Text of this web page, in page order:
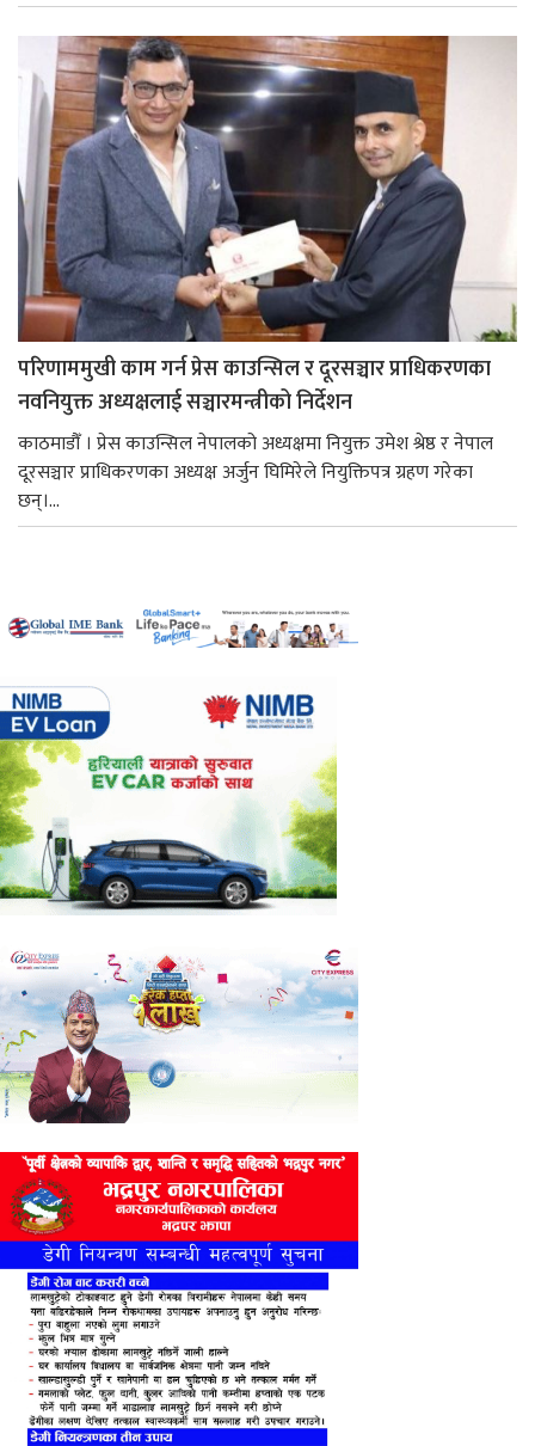
परिणाममुखी काम गर्न प्रेस काउन्सिल र दूरसञ्चार प्राधिकरणका
नवनियुक्त अध्यक्षलाई सञ्चारमन्त्रीको निर्देशन
काठमाडौँ । प्रेस काउन्सिल नेपालको अध्यक्षमा नियुक्त उमेश श्रेष्ठ र नेपाल
दूरसञ्चार प्राधिकरणका अध्यक्ष अर्जुन घिमिरेले नियुक्तिपत्र ग्रहण गरेका
छन्।...